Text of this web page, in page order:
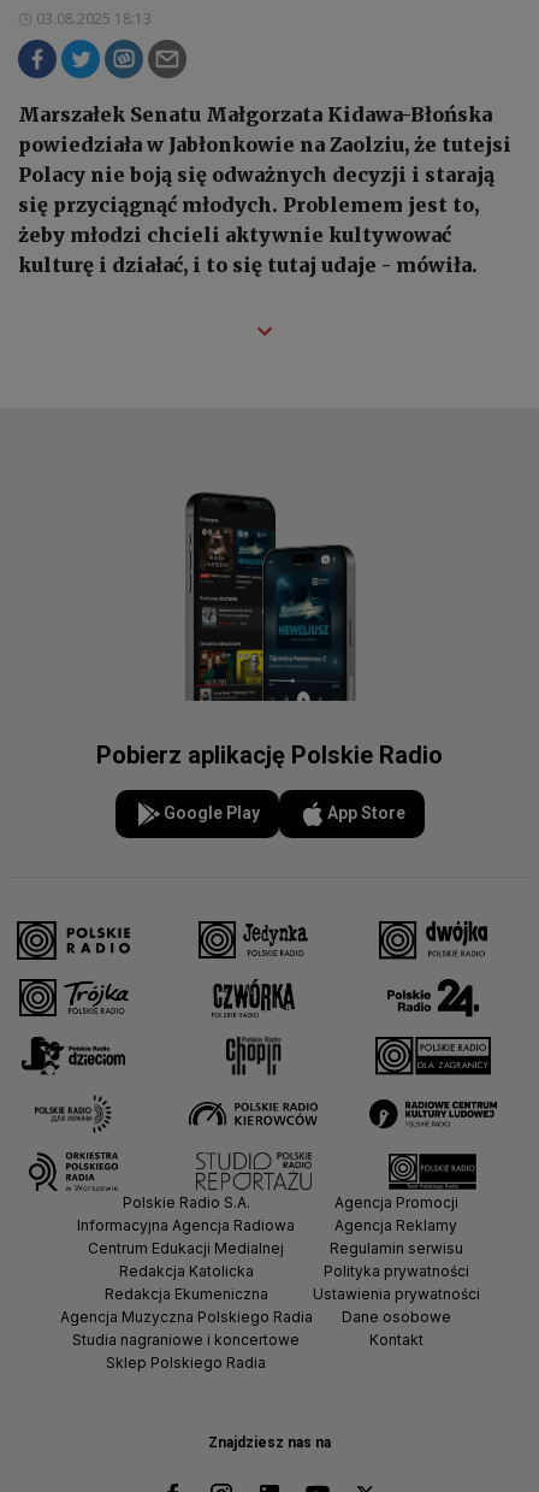
03.08.2025 18:13
Marszałek Senatu Małgorzata Kidawa-Błońska
powiedziała w Jabłonkowie na Zaolziu, że tutejsi
Polacy nie boją się odważnych decyzji i starają
się przyciągnąć młodych. Problemem jest to,
żeby młodzi chcieli aktywnie kultywować
kulturę i działać, i to się tutaj udaje - mówiła.
Pobierz aplikację Polskie Radio
Google Play App Store
Znajdziesz nas na
Polskie Radio S.A.
Informacyjna Agencja Radiowa
Centrum Edukacji Medialnej
Redakcja Katolicka
Redakcja Ekumeniczna
Agencja Muzyczna Polskiego Radia
Studia nagraniowe i koncertowe
Sklep Polskiego Radia
Agencja Promocji
Agencja Reklamy
Regulamin serwisu
Polityka prywatności
Ustawienia prywatności
Dane osobowe
Kontakt